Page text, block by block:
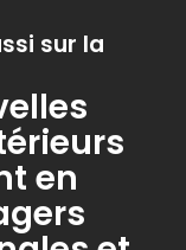
sur la
en